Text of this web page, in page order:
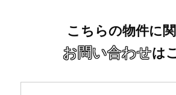
こちらの物件に
お問い合わせは